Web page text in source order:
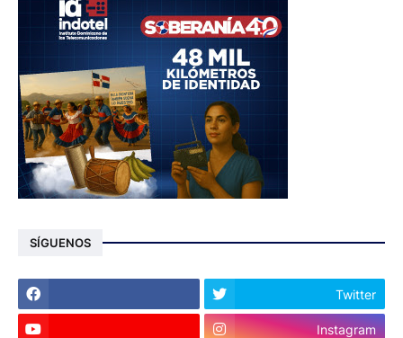
SÍGUENOS
Twitter
Instagram